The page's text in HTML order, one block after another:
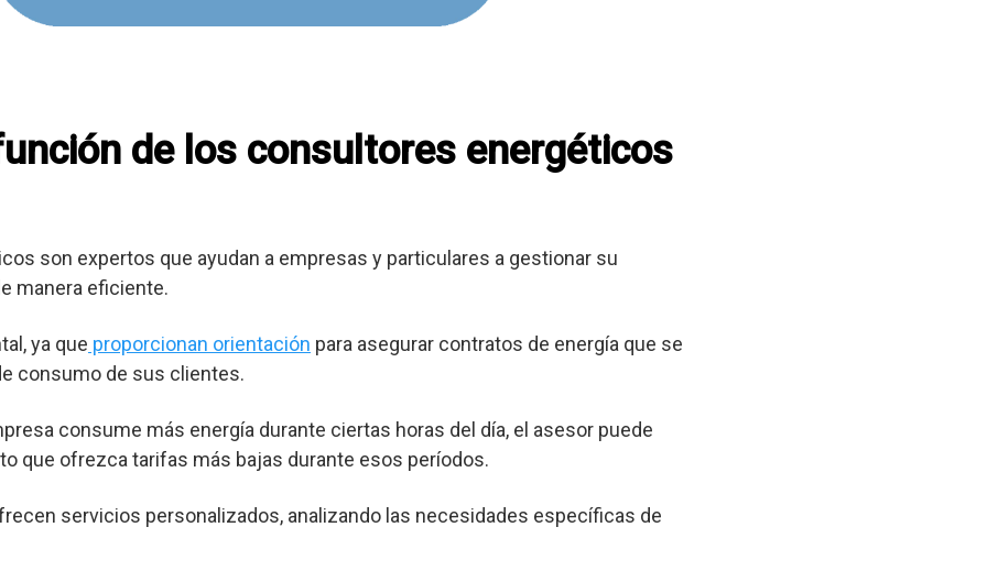
de los consultores energéticos
son expertos que ayudan a empresas y particulares a gestionar su
manera eficiente.
ya que proporcionan orientación para asegurar contratos de energía que se
consumo de sus clientes.
consume más energía durante ciertas horas del día, el asesor puede
que ofrezca tarifas más bajas durante esos períodos.
servicios personalizados, analizando las necesidades específicas de